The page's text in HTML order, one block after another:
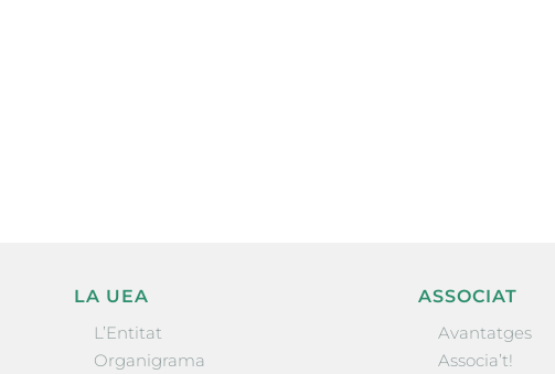
LA UEA
L’Entitat
Organigrama
ASSOCIAT
Avantatges
Associa’t!